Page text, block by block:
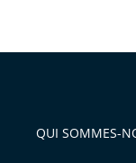
QUI SOMMES-